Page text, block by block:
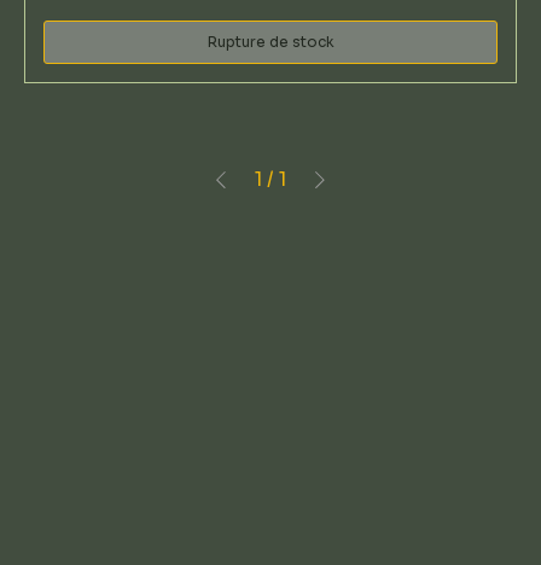
Rupture de stock
1 / 1